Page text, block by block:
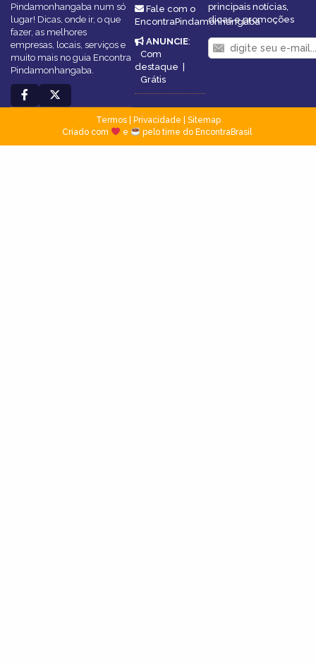
Pindamonhangaba num só
lugar! Dicas, onde ir, o que
fazer, as melhores
empresas, locais, serviços e
muito mais no guia Encontra
Pindamonhangaba.
Fale com o
EncontraPindamonhangaba
ANUNCIE:
Com
destaque |
Grátis
principais notícias,
dicas e promoções
Termos| Privacidade
Sitemap
Criado com
e pelo time do EncontraBrasil